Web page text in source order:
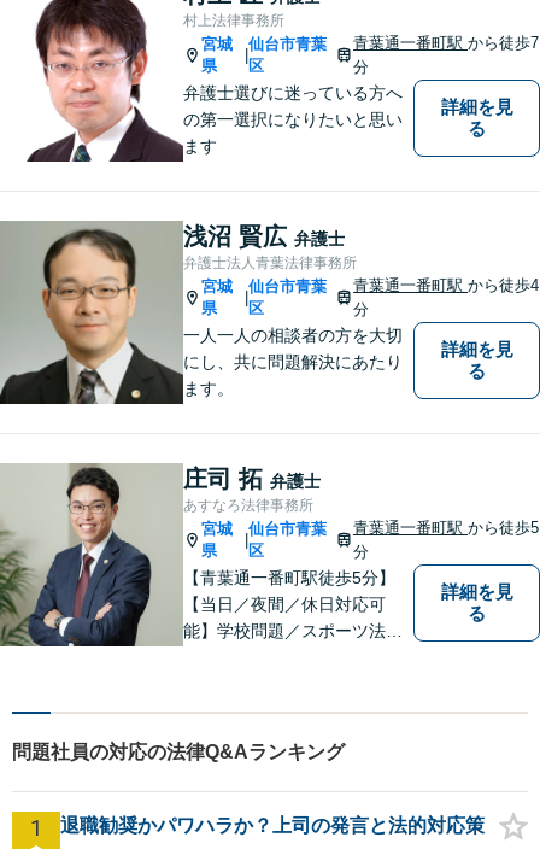
力」をフルに用いて、真の救
済を目指します。【分割払い
可】
村上法律事務所
宮城
県
仙台市青葉
区
青葉通一番町駅から徒歩7
分
弁護士選びに迷っている方へ
の第一選択になりたいと思い
ます
詳細を見
る
浅沼 賢広 弁護士
弁護士法人青葉法律事務所
宮城
県
仙台市青葉
区
青葉通一番町駅から徒歩4
分
一人一人の相談者の方を大切
にし、共に問題解決にあたり
ます。
詳細を見
る
庄司 拓 弁護士
あすなろ法律事務所
宮城
県
仙台市青葉
区
青葉通一番町駅から徒歩5
分
【青葉通一番町駅徒歩5分】
【当日／夜間／休日対応可
能】学校問題／スポーツ法務
続／刑事事件など幅広く対
相談できるように、親しみや
すい雰囲気作りを心掛けてお
ります。
詳細を見
る
問題社員の対応の法律Q&Aランキング
1 退職勧奨かパワハラか？上司の発言と法的対応策